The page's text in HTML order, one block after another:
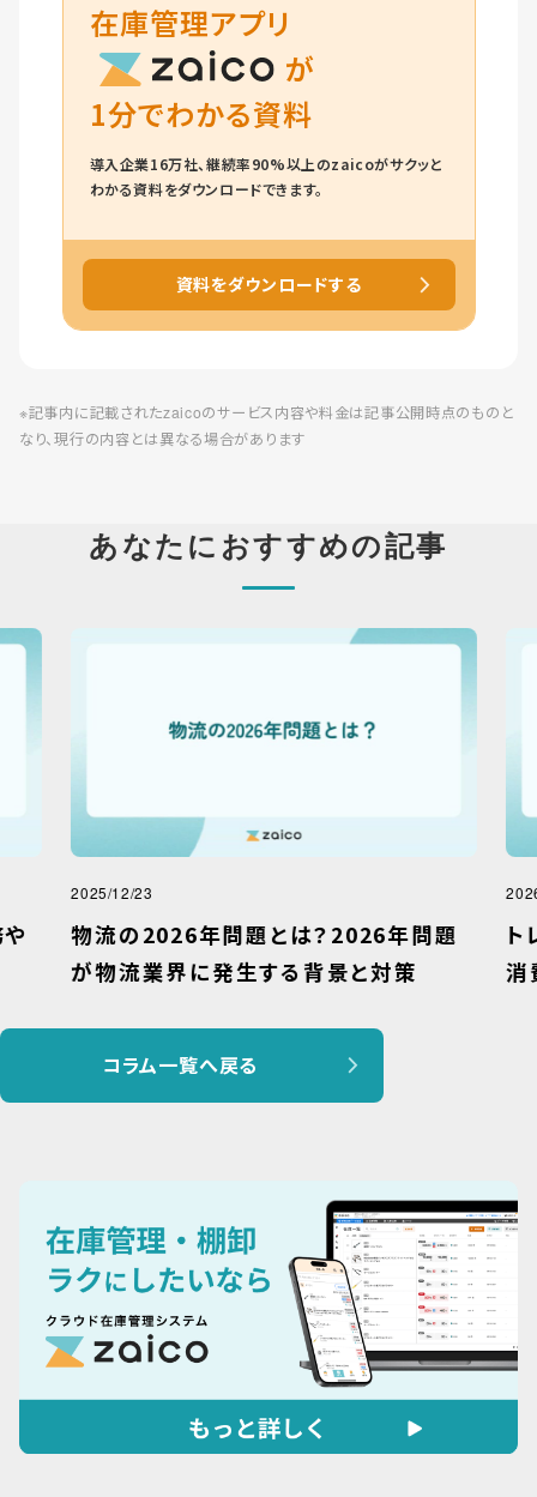
在庫管理アプリ
が
1分でわかる資料
導入企業16万社、継続率90%以上のzaicoがサクッと
わかる資料をダウンロードできます。
資料をダウンロードする
※記事内に記載されたzaicoのサービス内容や料金は記事公開時点のものと
なり、現行の内容とは異なる場合があります
あなたにおすすめの記事
2025/12/23
物流の2026年問題とは？2026年問題
が物流業界に発生する背景と対策
ト
消
コラム一覧へ戻る